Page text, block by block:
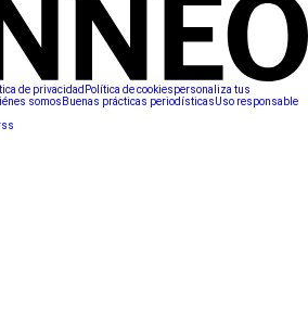
de privacidad Política de cookiespersonaliza tus
somos Buenas prácticas periodísticasUso responsable